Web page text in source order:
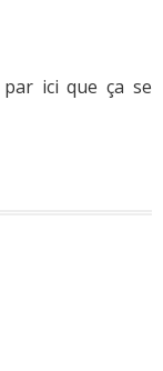
ici que ça se